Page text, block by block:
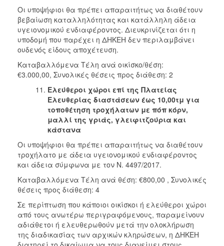
Οι υποψήφιοι θα πρέπει απαραιτήτως να διαθέτουν
βεβαίωση καταλληλότητας και κατάλληλη άδεια
υγειονομικού ενδιαφέροντος. Διευκρινίζεται ότι η
υποδομή που παρέχει η ΔΗΚΕΗ δεν περιλαμβάνει
ουδενός είδους αποχέτευση.
Καταβαλλόμενα Τέλη ανά οικίσκο/θέση:
€3.000,00, Συνολικές θέσεις προς διάθεση: 2
Ελεύθεροι χώροι επί της Πλατείας
Ελευθερίας διαστάσεων έως 10,00τμ για
τοποθέτηση τροχήλατων με πόπ κόρν,
μαλλί της γριάς, γλειφιτζούρια και
κάστανα
Οι υποψήφιοι θα πρέπει απαραιτήτως να διαθέτουν
τροχήλατο με άδεια υγειονομικού ενδιαφέροντος
και άδεια σύμφωνα με τον Ν. 4497/2017.
Καταβαλλόμενα Τέλη ανά θέση: €800,00 , Συνολικές
θέσεις προς διάθεση: 4
Σε περίπτωση που κάποιοι οικίσκοι ή ελεύθεροι χώροι
από τους ανωτέρω περιγραφόμενους, παραμείνουν
αδιάθετοι ή ελευθερωθούν μετά την ολοκλήρωση
της διαδικασίας των αρχικών κληρώσεων, η ΔΗΚΕΗ